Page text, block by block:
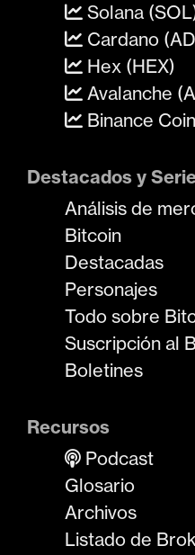
Solana
Cardano
Hex (HEX)
Avalanche
Binance
Destacados y
Análisis de
Bitcoin
Destacadas
Personajes
Todo sobre
Suscripción al
Boletines
Recursos
Podcast
Glosario
Archivos
Listado de